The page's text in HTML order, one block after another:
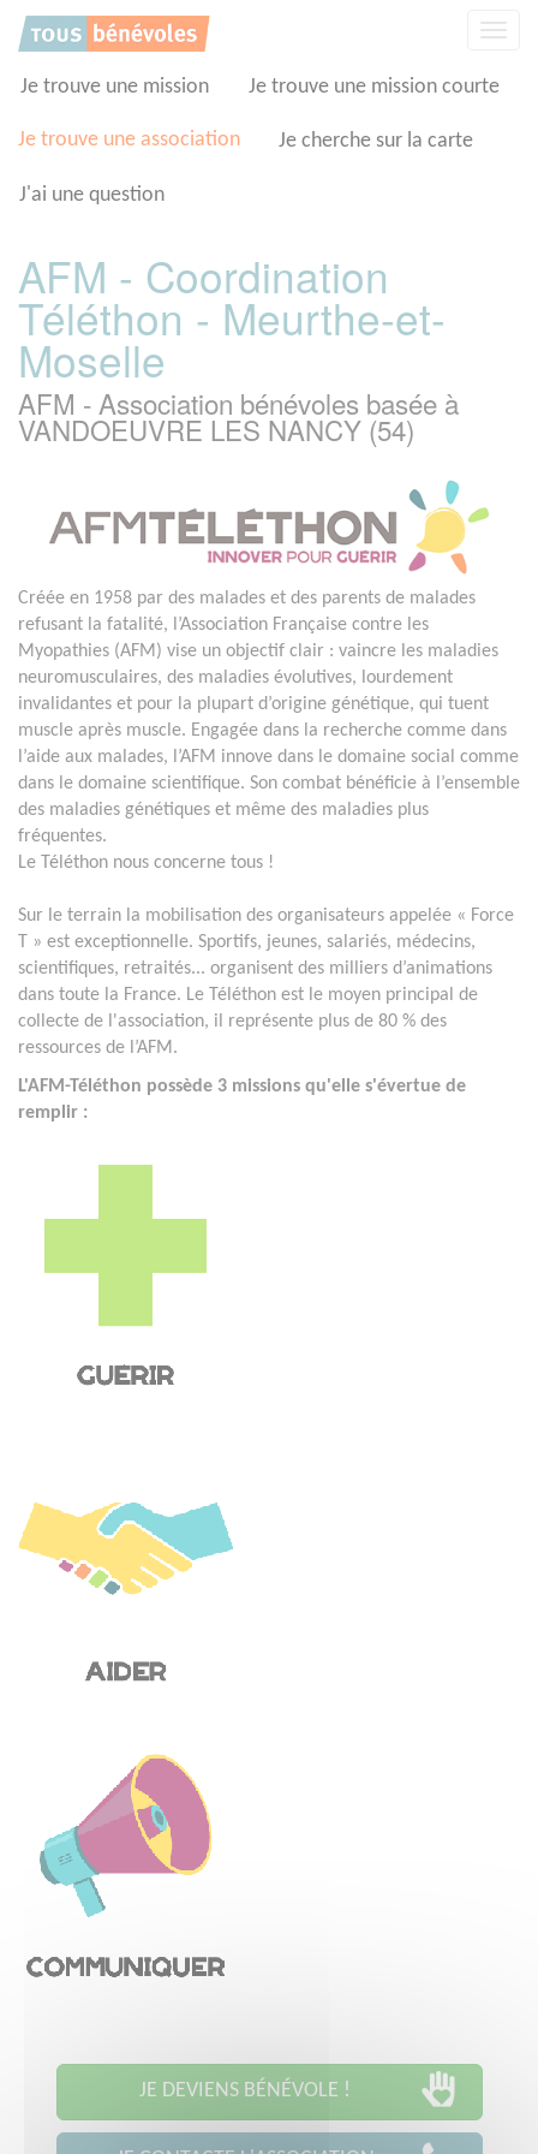
Je trouve une mission Je trouve une mission courte
Je trouve une association Je cherche sur la carte
J'ai une question
AFM - Coordination
Téléthon - Meurthe-et-
Moselle
AFM - Association bénévoles basée à
VANDOEUVRE LES NANCY (54)
Créée en 1958 par des malades et des parents de malades
refusant la fatalité, l’Association Française contre les
Myopathies (AFM) vise un objectif clair : vaincre les maladies
neuromusculaires, des maladies évolutives, lourdement
invalidantes et pour la plupart d’origine génétique, qui tuent
muscle après muscle. Engagée dans la recherche comme dans
l’aide aux malades, l’AFM innove dans le domaine social comme
dans le domaine scientifique. Son combat bénéficie à l’ensemble
des maladies génétiques et même des maladies plus
fréquentes.
Le Téléthon nous concerne tous !
Sur le terrain la mobilisation des organisateurs appelée « Force
T » est exceptionnelle. Sportifs, jeunes, salariés, médecins,
scientifiques, retraités... organisent des milliers d’animations
dans toute la France. Le Téléthon est le moyen principal de
collecte de l'association, il représente plus de 80 % des
ressources de l’AFM.
L'AFM-Téléthon possède 3 missions qu'elle s'évertue de
remplir :
JE DEVIENS BÉNÉVOLE !
Panneau de gestion des cookies